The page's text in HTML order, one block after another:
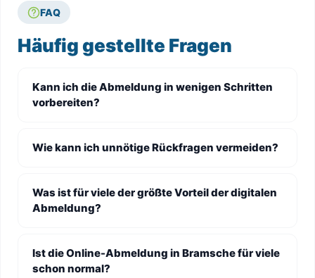
FAQ
Häufig gestellte Fragen
Kann ich die Abmeldung in wenigen Schritten
vorbereiten?
Wie kann ich unnötige Rückfragen vermeiden?
Was ist für viele der größte Vorteil der digitalen
Abmeldung?
Ist die Online-Abmeldung in Bramsche für viele
schon normal?